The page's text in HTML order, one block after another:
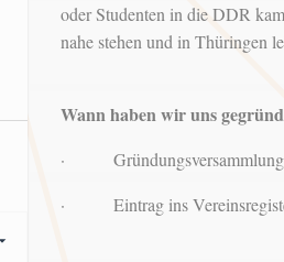
oder Studenten in die DDR
nahe stehen und in Thüringen
Wann haben wir uns
· Gründungsversammlung:
· Eintrag ins